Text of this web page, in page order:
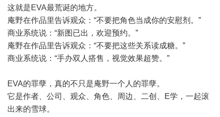
这就是EVA最荒诞的地方。
庵野在作品里告诉观众：“不要把角色当成你的安慰剂。”
商业系统说：“新图已出，欢迎预约。”
庵野在作品里告诉观众：“不要把这些关系读成糖。”
商业系统说：“手办双人搭售，视觉效果超赞。”
EVA的罪孽，真的不只是庵野一个人的罪孽。
它是作者、公司、观众、角色、周边、二创、E学，一起滚
出来的雪球。